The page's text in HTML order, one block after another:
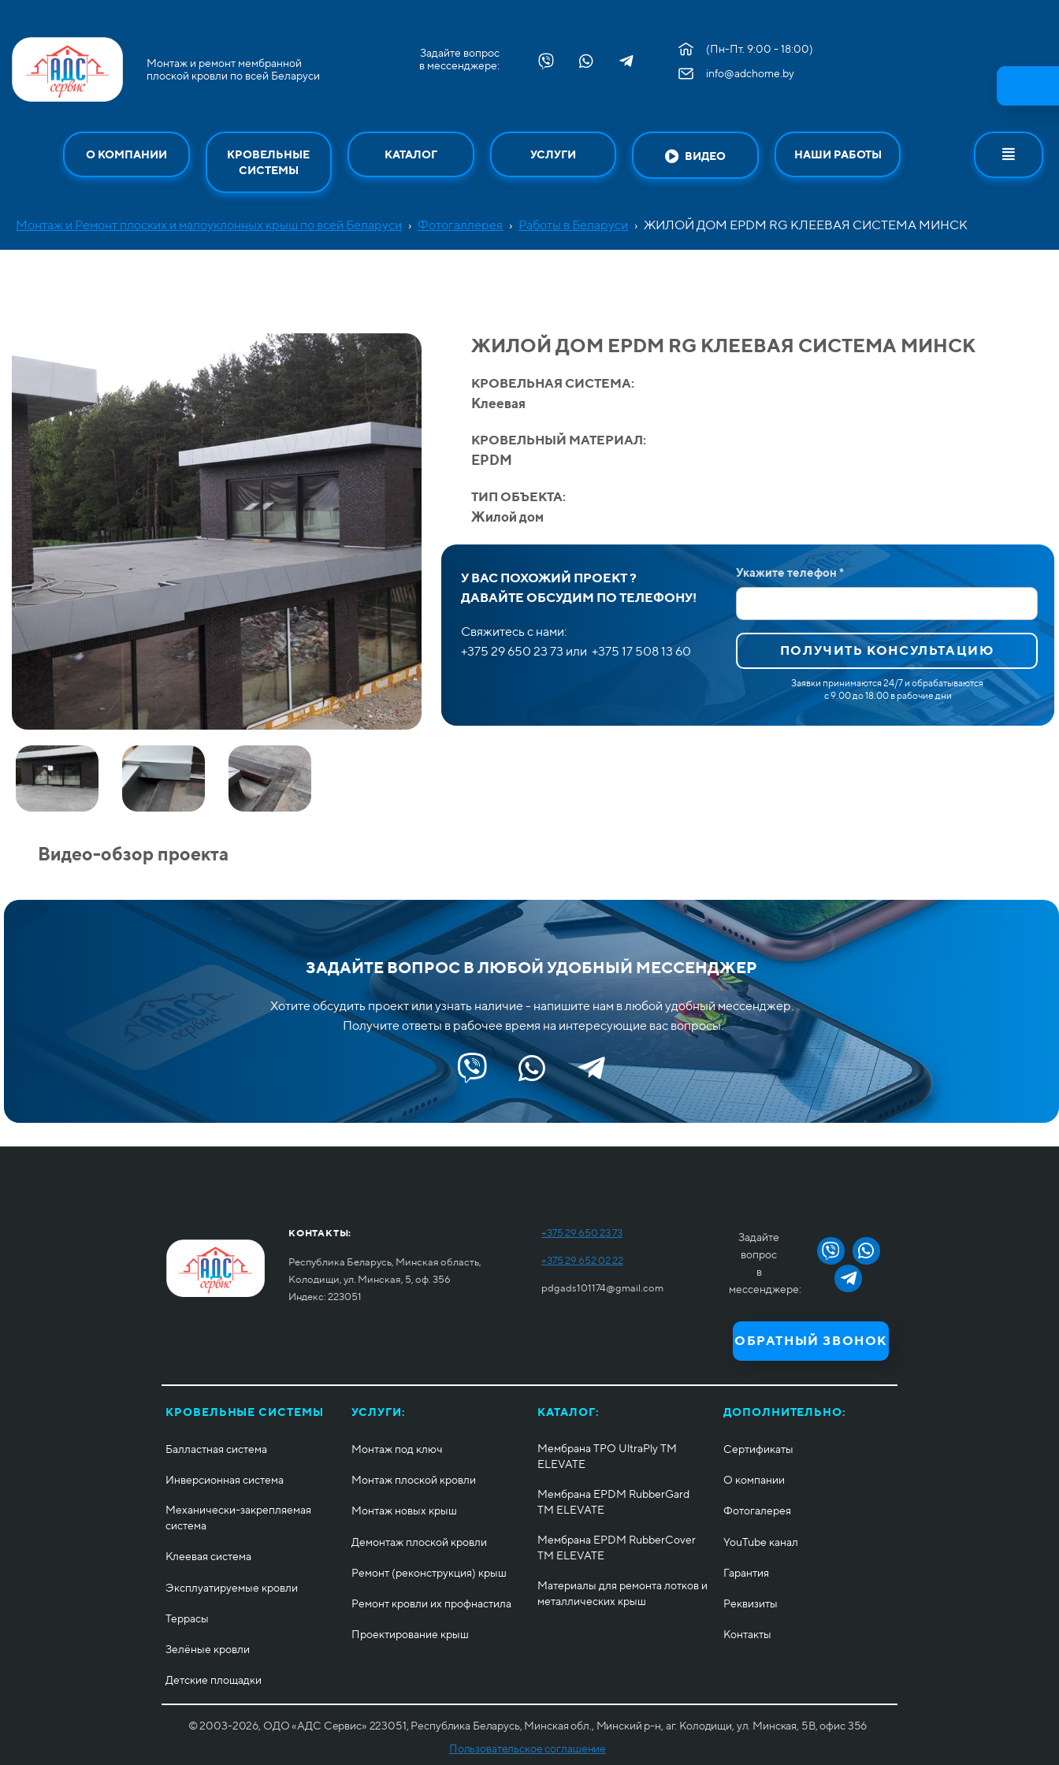
Монтаж и ремонт мембранной
плоской кровли по всей Беларуси
Задайте вопрос
в мессенджере:
(Пн-Пт. 9:00 - 18:00)
info@adchome.by
О КОМПАНИИ
КРОВЕЛЬНЫЕ
СИСТЕМЫ
КАТАЛОГ УСЛУГИ ВИДЕО НАШИ РАБОТЫ
Монтаж и Ремонт плоских и малоуклонных крыш по всей Беларуси › Фотогаллерея › Работы в Беларуси › ЖИЛОЙ ДОМ EPDM RG КЛЕЕВАЯ СИСТЕМА МИНСК
ЖИЛОЙ ДОМ EPDM RG КЛЕЕВАЯ СИСТЕМА МИНСК
КРОВЕЛЬНАЯ СИСТЕМА:
Клеевая
КРОВЕЛЬНЫЙ МАТЕРИАЛ:
EPDM
ТИП ОБЪЕКТА:
Жилой дом
У ВАС ПОХОЖИЙ ПРОЕКТ ?
ДАВАЙТЕ ОБСУДИМ ПО ТЕЛЕФОНУ!
Свяжитесь с нами:
+375 29 650 23 73 или +375 17 508 13 60
Укажите телефон *
ПОЛУЧИТЬ КОНСУЛЬТАЦИЮ
Заявки принимаются 24/7 и обрабатываются
с 9.00 до 18.00 в рабочие дни
Видео-обзор проекта
ЗАДАЙТЕ ВОПРОС В ЛЮБОЙ УДОБНЫЙ МЕССЕНДЖЕР
Хотите обсудить проект или узнать наличие - напишите нам в любой удобный мессенджер.
Получите ответы в рабочее время на интересующие вас вопросы.
КОНТАКТЫ:
Республика Беларусь, Минская область,
Колодищи, ул. Минская, 5, оф. 356
Индекс: 223051
+375 29 650 23 73
+375 29 652 02 22
pdgads101174@gmail.com
Задайте
вопрос
в
мессенджере:
ОБРАТНЫЙ ЗВОНОК
КРОВЕЛЬНЫЕ СИСТЕМЫ
Балластная система
Инверсионная система
Механически-закрепляемая
система
Клеевая система
Эксплуатируемые кровли
Террасы
Зелёные кровли
Детские площадки
УСЛУГИ:
Монтаж под ключ
Монтаж плоской кровли
Монтаж новых крыш
Демонтаж плоской кровли
Ремонт (реконструкция) крыш
Ремонт кровли их профнастила
Проектирование крыш
КАТАЛОГ:
Мембрана TPO UltraPly ТМ
ELEVATE
Мембрана EPDM RubberGard
ТМ ELEVATE
Мембрана EPDM RubberCover
ТМ ELEVATE
Материалы для ремонта лотков и
металлических крыш
ДОПОЛНИТЕЛЬНО:
Сертификаты
О компании
Фотогалерея
YouTube канал
Гарантия
Реквизиты
Контакты
© 2003-2026, ОДО «АДС Сервис» 223051, Республика Беларусь, Минская обл., Минский р-н, аг. Колодищи, ул. Минская, 5B, офис 356
Пользовательское соглашение